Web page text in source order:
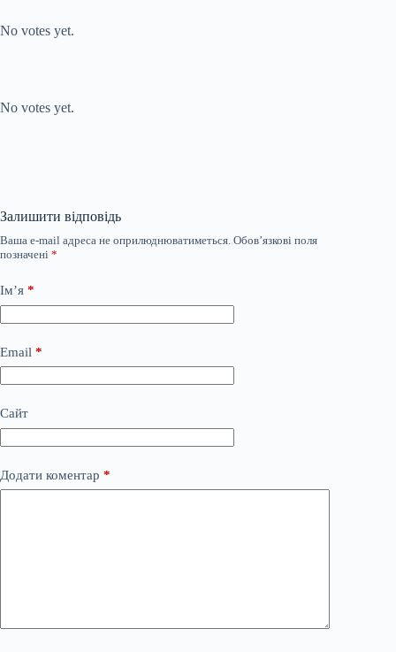
No votes yet.
No votes yet.
Залишити відповідь
Ваша e-mail адреса не оприлюднюватиметься. Обов’язкові поля
позначені *
Ім’я *
Email *
Сайт
Додати коментар *